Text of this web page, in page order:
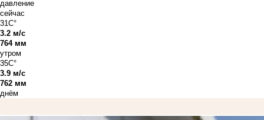
давление
сейчас
31C°
3.2 м/с
764 мм
утром
35C°
3.9 м/с
762 мм
днём